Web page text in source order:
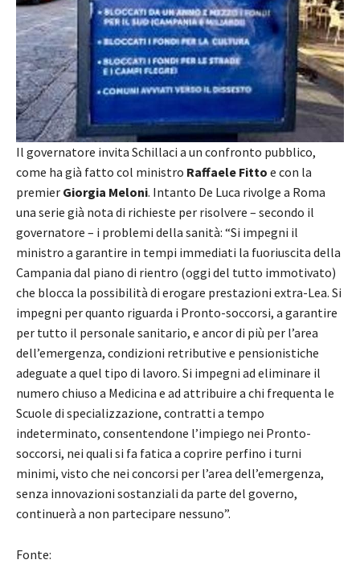
Il governatore invita Schillaci a un confronto pubblico,
come ha già fatto col ministro Raffaele Fitto e con la
premier Giorgia Meloni. Intanto De Luca rivolge a Roma
una serie già nota di richieste per risolvere – secondo il
governatore – i problemi della sanità: “Si impegni il
ministro a garantire in tempi immediati la fuoriuscita della
Campania dal piano di rientro (oggi del tutto immotivato)
che blocca la possibilità di erogare prestazioni extra-Lea. Si
impegni per quanto riguarda i Pronto-soccorsi, a garantire
per tutto il personale sanitario, e ancor di più per l’area
dell’emergenza, condizioni retributive e pensionistiche
adeguate a quel tipo di lavoro. Si impegni ad eliminare il
numero chiuso a Medicina e ad attribuire a chi frequenta le
Scuole di specializzazione, contratti a tempo
indeterminato, consentendone l’impiego nei Pronto-
soccorsi, nei quali si fa fatica a coprire perfino i turni
minimi, visto che nei concorsi per l’area dell’emergenza,
senza innovazioni sostanziali da parte del governo,
continuerà a non partecipare nessuno”.
Fonte: